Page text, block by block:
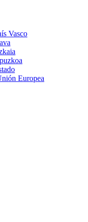
Vasco
Europea